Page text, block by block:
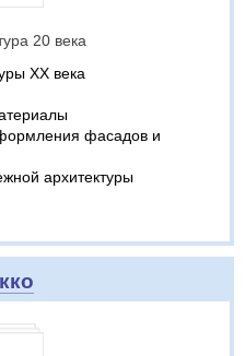
20 века
ХХ века
фасадов и
архитектуры